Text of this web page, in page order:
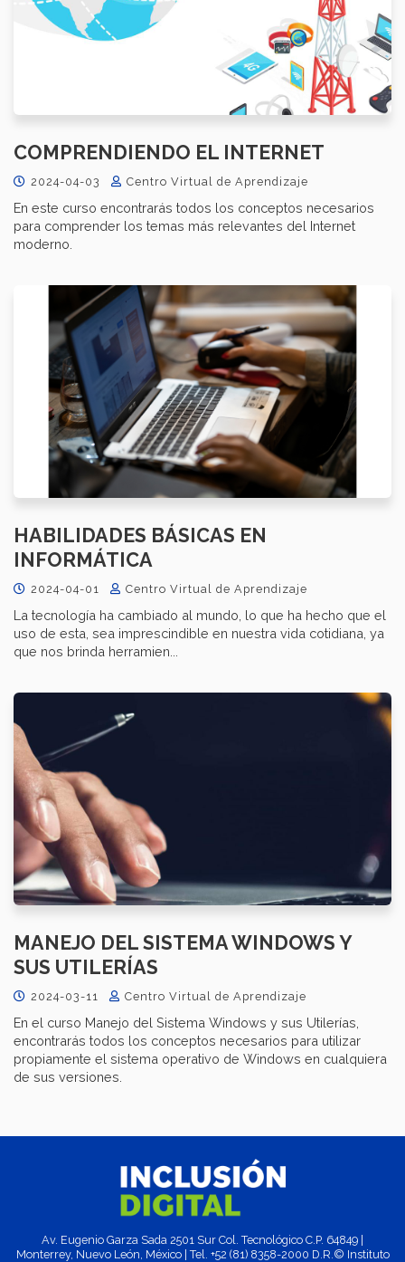
COMPRENDIENDO EL INTERNET
2024-04-03 Centro Virtual de Aprendizaje
En este curso encontrarás todos los conceptos necesarios
para comprender los temas más relevantes del Internet
moderno.
HABILIDADES BÁSICAS EN
INFORMÁTICA
2024-04-01 Centro Virtual de Aprendizaje
La tecnología ha cambiado al mundo, lo que ha hecho que el
uso de esta, sea imprescindible en nuestra vida cotidiana, ya
que nos brinda herramien...
MANEJO DEL SISTEMA WINDOWS Y
SUS UTILERÍAS
2024-03-11 Centro Virtual de Aprendizaje
En el curso Manejo del Sistema Windows y sus Utilerías,
encontrarás todos los conceptos necesarios para utilizar
propiamente el sistema operativo de Windows en cualquiera
de sus versiones.
Av. Eugenio Garza Sada 2501 Sur Col. Tecnológico C.P. 64849 |
Monterrey, Nuevo León, México | Tel. +52 (81) 8358-2000 D.R.© Instituto